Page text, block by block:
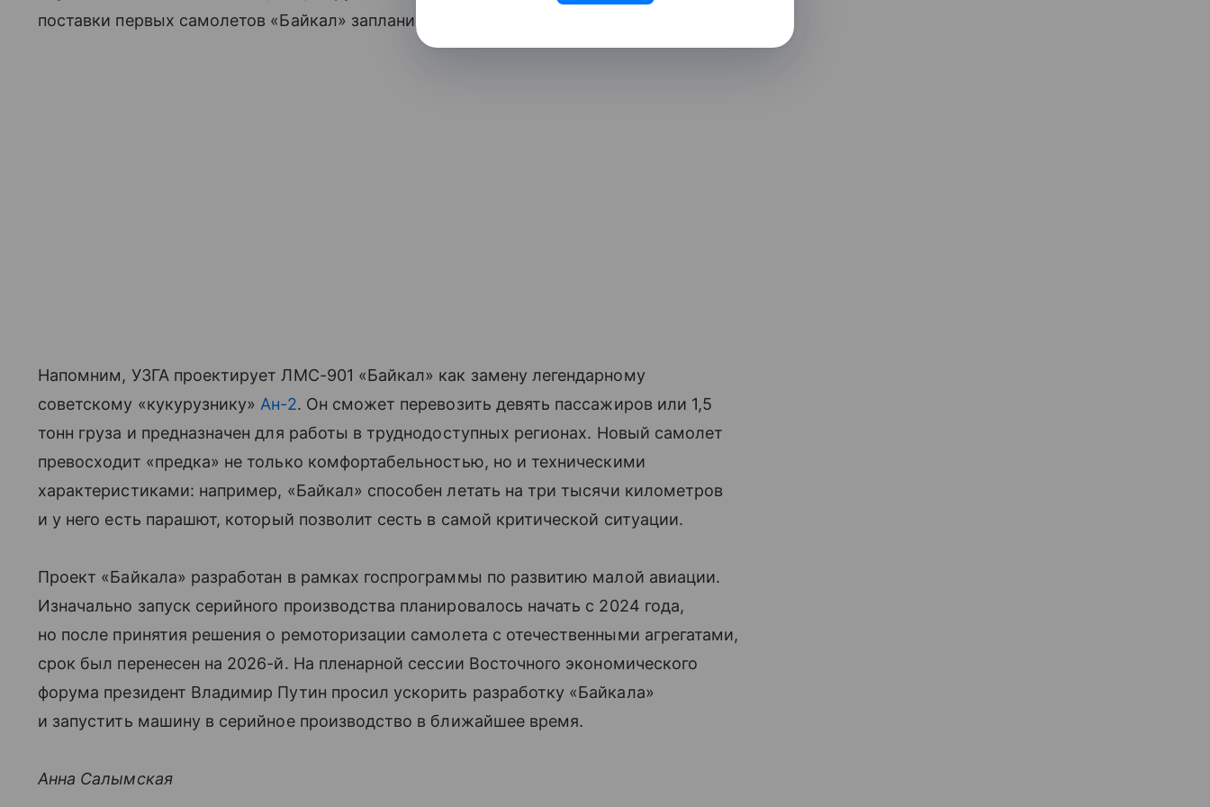
поставки первых самолетов «Байкал» запланированы на 2027 год.
Напомним, УЗГА проектирует ЛМС-901 «Байкал» как замену легендарному
советскому «кукурузнику» Ан-2. Он сможет перевозить девять пассажиров или 1,5
тонн груза и предназначен для работы в труднодоступных регионах. Новый самолет
превосходит «предка» не только комфортабельностью, но и техническими
характеристиками: например, «Байкал» способен летать на три тысячи километров
и у него есть парашют, который позволит сесть в самой критической ситуации.
Проект «Байкала» разработан в рамках госпрограммы по развитию малой авиации.
Изначально запуск серийного производства планировалось начать с 2024 года,
но после принятия решения о ремоторизации самолета с отечественными агрегатами,
срок был перенесен на 2026-й. На пленарной сессии Восточного экономического
форума президент Владимир Путин просил ускорить разработку «Байкала»
и запустить машину в серийное производство в ближайшее время.
Анна Салымская